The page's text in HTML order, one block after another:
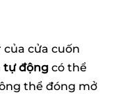
cửa cuốn
tự động có thể
thể đóng mở